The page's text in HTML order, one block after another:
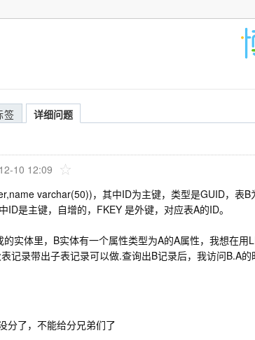
签 详细问题
10 12:09
varchar(50))，其中ID为主键，类型是GUID，表B
是主键，自增的，FKEY 是外键，对应表A的ID。
实体里，B实体有一个属性类型为A的A属性，我想在用
记录带出子表记录可以做.查询出B记录后，我访问B.A
分了，不能给分兄弟们了